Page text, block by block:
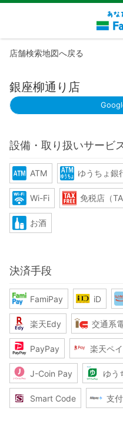
店舗検索地図へ戻る
銀座柳通り店
設備・取り扱いサービ
ATM ゆうちょ銀
Wi-Fi 免税店（
お酒
決済手段
FamiPay iD
楽天Edy 交通系
PayPay 楽天ペイ
J-Coin Pay ゆう
Smart Code 支